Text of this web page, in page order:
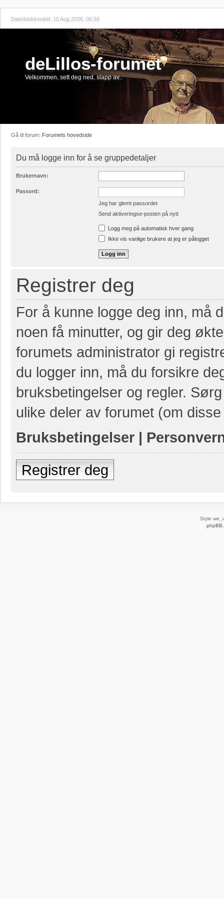
Dato/klokkeslett: 10 Aug 2026, 06:56
deLillos-forumet
Velkommen, sett deg ned, slapp av..
Gå til forum: Forumets hovedside
Du må logge inn for å se gruppedetaljer
Brukernavn:
Passord:
Jeg har glemt passordet
Send aktiveringse-posten på nytt
Logg meg på automatisk hver gang
Ikke vis vanlige brukere at jeg er pålogget
Registrer deg
For å kunne logge deg inn, må
noen få minutter, og gir deg
forumets administrator gi
du logger inn, må du forsikre
bruksbetingelser og regler.
ulike deler av forumet (om
Bruksbetingelser |
Registrer deg
Style